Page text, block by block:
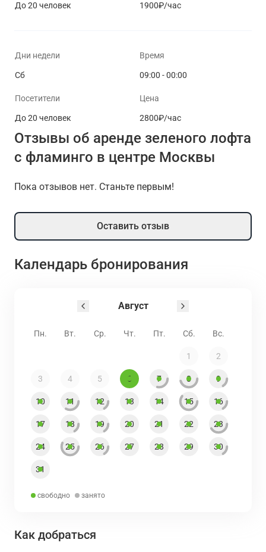
До 20 человек 1900₽/час
Дни недели
Сб
Время
09:00 - 00:00
Посетители
До 20 человек
Цена
2800₽/час
Отзывы об аренде зеленого лофта
с фламинго в центре Москвы
Пока отзывов нет. Станьте первым!
Оставить отзыв
Календарь бронирования
Август
Пн. Вт. Ср. Чт. Пт. Сб. Вс.
1 2
3 4 5 6 7 8 9
10 11 12 13 14 15 16
17 18 19 20 21 22 23
24 25 26 27 28 29 30
31
свободно занято
Как добраться